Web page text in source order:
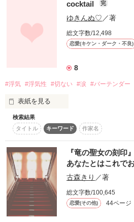
ファン登録して下さった皆様、
そして訪問して下さった皆様、
全ての皆様に感謝です！
Start:13.2/8～End:13.2/16
はずだったのに…
「羽奈〜♪」
「俺から離れんなよ」
時々、甘くなったり。
一途で可愛い彼女 ひまり。
浮気性でイケメンの彼氏 皐。
健気なひまりは今日もまた――…
感想･評価お待ちしてます*
PV数→400000突破!!!
読者数→155人突破!!
投票数→25突破!!!
「朔夜くん！日曜日、
デートしませんか！！」
※２人は恋人同士です。
-----＊-----＊-----＊-----＊-----
ずっと一途に彼氏だけを
cocktail 完
ゆきんぬ♡ ／著
総文字数/12,498
恋愛(キケン・ダーク・不良)
8
#浮気 #浮気性 #切ない #涙 #バーテンダー
表紙を見る
        久しぶりのデート。
            またキャンセルされちゃった。
          彼の部屋に散らばる女物の服。
               甘い香水の香り。
                  玄関のハイヒール。
検索結果
タイトル
キーワード 作家名
『竜の聖女の刻印
あなたとはこれで
古森きり ／著
総文字数/100,645
恋愛(その他) 44ページ